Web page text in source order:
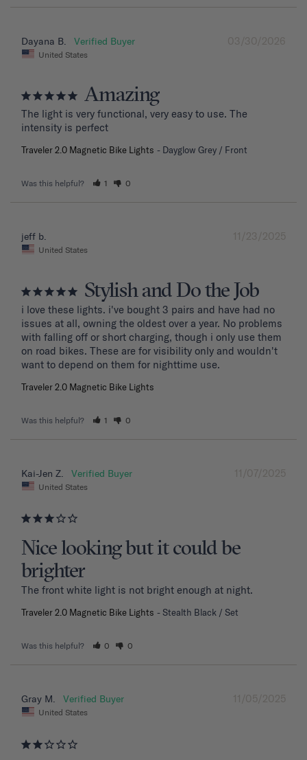
03/30/2026
Dayana B.
United States
Amazing
The light is very functional, very easy to use. The
intensity is perfect
Traveler 2.0 Magnetic Bike Lights Dayglow Grey / Front
Was this helpful? 1 0
11/23/2025
jeff b.
United States
Stylish and Do the Job
i love these lights. i've bought 3 pairs and have had no
issues at all, owning the oldest over a year. No problems
with falling off or short charging, though i only use them
on road bikes. These are for visibility only and wouldn't
want to depend on them for nighttime use.
Traveler 2.0 Magnetic Bike Lights
Was this helpful? 1 0
11/07/2025
Kai-Jen Z.
United States
Nice looking but it could be
brighter
The front white light is not bright enough at night.
Traveler 2.0 Magnetic Bike Lights Stealth Black / Set
Was this helpful? 0 0
11/05/2025
Gray M.
United States